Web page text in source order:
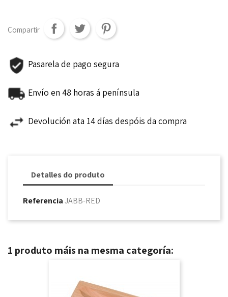
Compartir
Pasarela de pago segura
Envío en 48 horas á península
Devolución ata 14 días despóis da compra
Detalles do produto
ReferenciaJABB-RED
1 produto máis na mesma categoría: